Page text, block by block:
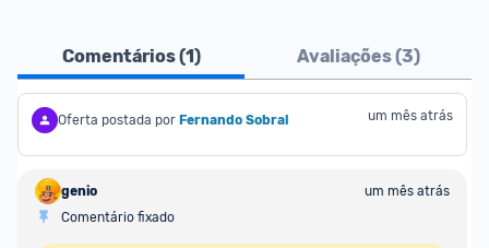
Comentários (1) Avaliações (3)
Oferta postada por Fernando Sobral um mês atrás
genio
um mês atrás
Comentário fixado